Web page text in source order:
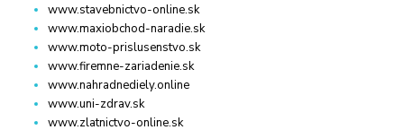
www.stavebnictvo-online.sk
www.maxiobchod-naradie.sk
www.moto-prislusenstvo.sk
www.firemne-zariadenie.sk
www.nahradnediely.online
www.uni-zdrav.sk
www.zlatnictvo-online.sk